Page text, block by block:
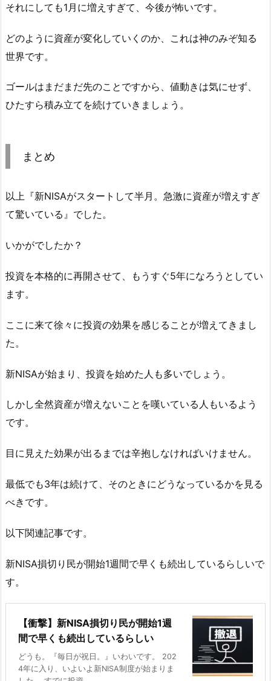
それにしても1月に増えすぎて、今後が怖いです。
どのように資産が変化していくのか、これは神のみぞ知る
世界です。
ゴールはまだまだ先のことですから、値動きは気にせず、
ひたすら積み立てを続けていきましょう。
まとめ
以上『新NISAがスタートして半月。急激に資産が増えすぎ
て驚いている』でした。
いかがでしたか？
投資を本格的に再開させて、もうすぐ5年になろうとしてい
ます。
ここに来て徐々に投資の効果を感じることが増えてきまし
た。
新NISAが始まり、投資を始めた人も多いでしょう。
しかし全然資産が増えないことを嘆いている人もいるよう
です。
目に見えた効果が出るまでは辛抱しなければいけません。
最低でも3年は続けて、そのときにどうなっているかを見る
べきです。
以下関連記事です。
新NISA損切り民が開始1週間で早くも続出しているらしいで
す。
【衝撃】新NISA損切り民が開始1週
間で早くも続出しているらしい
どうも。『毎日が祝日。』いわいです。 202
4年に入り、いよいよ新NISA制度が始まりま